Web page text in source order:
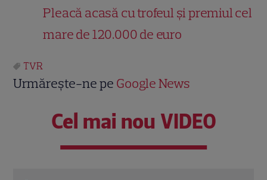
Pleacă acasă cu trofeul și premiul cel
mare de 120.000 de euro
TVR
Urmărește-ne pe Google News
Cel mai nou VIDEO